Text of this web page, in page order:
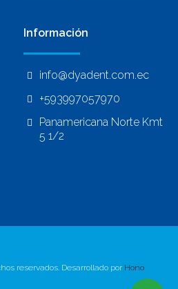
Información
info@dyadent.com.ec
+593997057970
Panamericana Norte Kmt
5 1/2
reservados. Desarrollado por Hono